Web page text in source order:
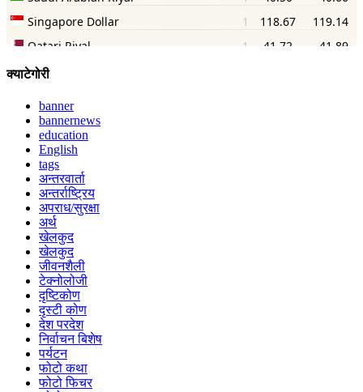
क्याटेगोरी
banner
bannernews
education
English
tags
अन्तरवार्ता
अन्तर्राष्ट्रिय
अपराध/सुरक्षा
अर्थ
खेलकुद
खेलकुद
जीवनशैली
टेक्नोलोजी
दृष्टिकोण
दृस्टी कोण
देश परदेश
निर्वाचन बिशेष
पर्यटन
फोटो कथा
फोटो फिचर